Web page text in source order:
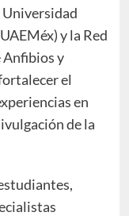
y la Red
Anfibios y
el
en
de la